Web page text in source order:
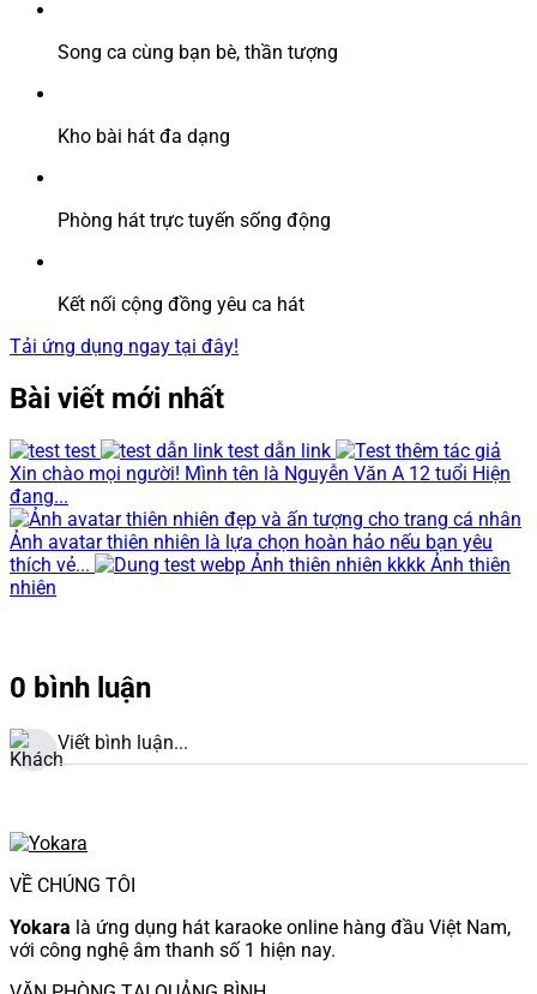
Song ca cùng bạn bè, thần tượng
Kho bài hát đa dạng
Phòng hát trực tuyến sống động
Kết nối cộng đồng yêu ca hát
Tải ứng dụng ngay tại đây!
Bài viết mới nhất
test
test dẫn link
Xin chào mọi người! Mình tên là Nguyễn Văn A 12 tuổi Hiện
đang...
Ảnh avatar thiên nhiên là lựa chọn hoàn hảo nếu bạn yêu
thích vẻ...
Ảnh thiên nhiên kkkk Ảnh thiên
nhiên
0 bình luận
Viết bình luận...
VỀ CHÚNG TÔI
Yokara là ứng dụng hát karaoke online hàng đầu Việt Nam,
với công nghệ âm thanh số 1 hiện nay.